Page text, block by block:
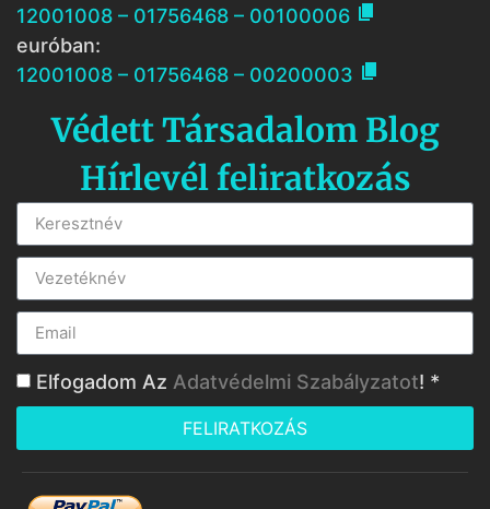
12001008 – 01756468 – 00100006 
euróban:
12001008 – 01756468 – 00200003 
Védett Társadalom Blog
Hírlevél feliratkozás
Elfogadom Az Adatvédelmi Szabályzatot! *
FELIRATKOZÁS